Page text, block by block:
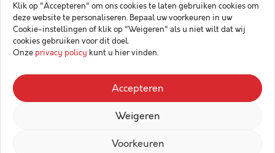
Klik op "Accepteren" om ons cookies te laten gebruiken cookies om
deze website te personaliseren. Bepaal uw voorkeuren in uw
Cookie-instellingen of klik op "Weigeren" als u niet wilt dat wij
cookies gebruiken voor dit doel.
Onze privacy policy kunt u hier vinden.
Accepteren
Weigeren
Voorkeuren
Vastgoedmakelaar-bemiddelaar BIV België BIV 505084
Ondernemingsnummer BTW-BE 0878.744.081 BA &
borgstelling via NV AXA Belgium (polisnr. 730.390.160)
© 2026 Key Immo
Disclaimer
Privacybeleid
Design & Code by Compagnon